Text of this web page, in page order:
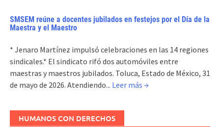
SMSEM reúne a docentes jubilados en festejos por el Día de la
Maestra y el Maestro
* Jenaro Martínez impulsó celebraciones en las 14 regiones
sindicales.* El sindicato rifó dos automóviles entre
maestras y maestros jubilados. Toluca, Estado de México, 31
de mayo de 2026. Atendiendo... Leer más →
HUMANOS CON DERECHOS